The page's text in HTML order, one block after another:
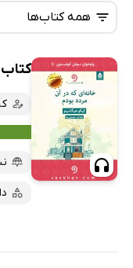
همه کتاب‌ها
همه کتاب‌ها
کتاب‌های صوتی
کتاب‌های متنی